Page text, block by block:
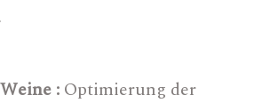
: Optimierung der